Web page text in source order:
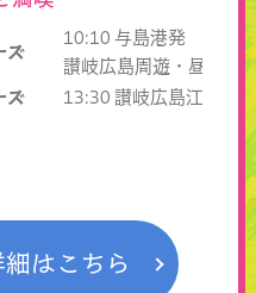
ズ
10:10 与島港発 →
讃岐広島周遊・昼食
ズ
13:30 讃岐広島江の
はこちら